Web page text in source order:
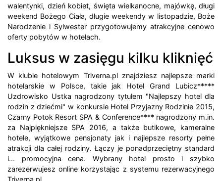
walentynki, dzień kobiet, święta wielkanocne, majówkę, długi
weekend Bożego Ciała, długie weekendy w listopadzie, Boże
Narodzenie i Sylwester przygotowujemy atrakcyjne cenowo
oferty pobytów w hotelach.
Luksus w zasięgu kilku kliknięć
W klubie hotelowym Triverna.pl znajdziesz najlepsze marki
hotelarskie w Polsce, takie jak Hotel Grand Lubicz*****
Uzdrowisko Ustka nagrodzony tytułem "Najlepszy hotel dla
rodzin z dziećmi" w konkursie Hotel Przyjazny Rodzinie 2015,
Czarny Potok Resort SPA & Conference**** nagrodzony m.in.
za Najpiękniejsze SPA 2016, a także butikowe, kameralne
hotele, wyjątkowe pensjonaty jak i najlepsze resorty pełne
atrakcji dla całej rodziny. Łączy je ponadprzeciętny standard
i... promocyjna cena. Wybrany hotel prosto i szybko
zarezerwujesz online korzystając z systemu rezerwacyjnego
Triverna.pl